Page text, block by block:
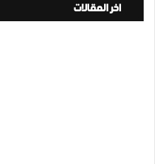
اخر المقالات